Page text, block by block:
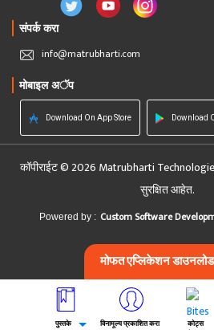
संपर्क करा
info@matrubharti.com
मोबाइल अॅप
Download On App Store Download
कॉपीराईट © 2026 Matrubharti
सुरक्षित आहेत.
Powered by : Custom Software
मोफत एप्लिकेशन
पुस्तके विनामूल्य प्रकाशित करा कोट्स